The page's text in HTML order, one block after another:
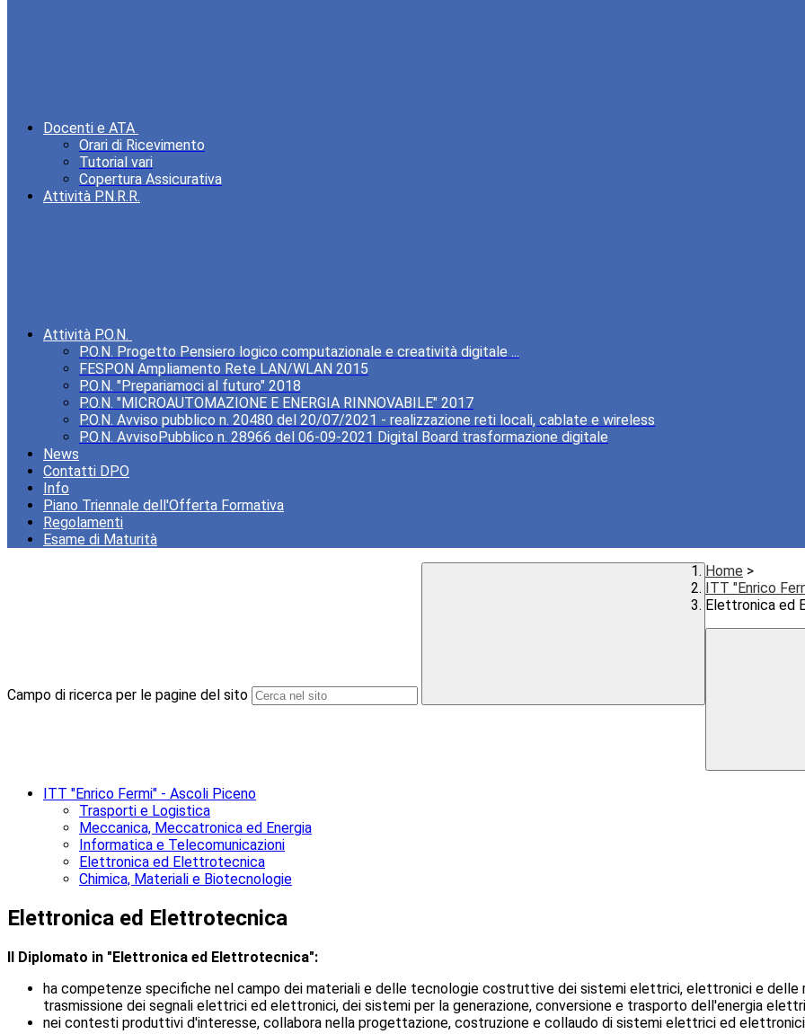
Docenti e ATA
Orari di Ricevimento
Tutorial vari
Copertura Assicurativa
Attività P.N.R.R.
Attività P.O.N.
P.O.N. Progetto Pensiero logico computazionale e creatività digitale ...
FESPON Ampliamento Rete LAN/WLAN 2015
P.O.N. "Prepariamoci al futuro" 2018
P.O.N. "MICROAUTOMAZIONE E ENERGIA RINNOVABILE" 2017
P.O.N. Avviso pubblico n. 20480 del 20/07/2021 - realizzazione reti locali, cablate e wireless
P.O.N. AvvisoPubblico n. 28966 del 06-09-2021 Digital Board trasformazione digitale
News
Contatti DPO
Info
Piano Triennale dell'Offerta Formativa
Regolamenti
Esame di Maturità
Campo di ricerca per le pagine del sito
Home >
ITT "Enrico
Elettronica ed
ITT "Enrico Fermi" - Ascoli Piceno
Trasporti e Logistica
Meccanica, Meccatronica ed Energia
Informatica e Telecomunicazioni
Elettronica ed Elettrotecnica
Chimica, Materiali e Biotecnologie
Elettronica ed Elettrotecnica
Il Diplomato in "Elettronica ed Elettrotecnica":
ha competenze specifiche nel campo dei materiali e delle tecnologie costruttive dei sistemi elettrici, elettronici e delle
trasmissione dei segnali elettrici ed elettronici, dei sistemi per la generazione, conversione e trasporto dell'energia
nei contesti produttivi d'interesse, collabora nella progettazione, costruzione e collaudo di sistemi elettrici ed